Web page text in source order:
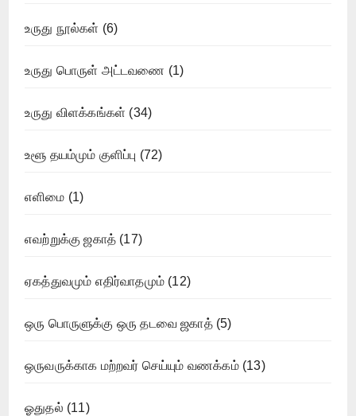
உருது நூல்கள் (6)
உருது பொருள் அட்டவணை (1)
உருது விளக்கங்கள் (34)
உளூ தயம்மும் குளிப்பு (72)
எளிமை (1)
எவற்றுக்கு ஜகாத் (17)
ஏகத்துவமும் எதிர்வாதமும் (12)
ஒரு பொருளுக்கு ஒரு தடவை ஜகாத்(5)
ஒருவருக்காக மற்றவர் செய்யும் வணக்கம்(13)
ஓதுதல் (11)